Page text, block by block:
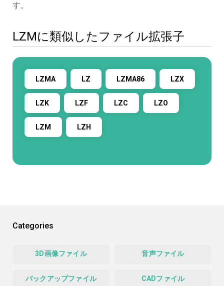
す。
LZMに類似したファイル拡張子
LZMA LZ LZMA86 LZX
LZK LZF LZC LZO
LZM LZH
Categories
3D画像ファイル 音声ファイル
バックアップファイル CADファイル